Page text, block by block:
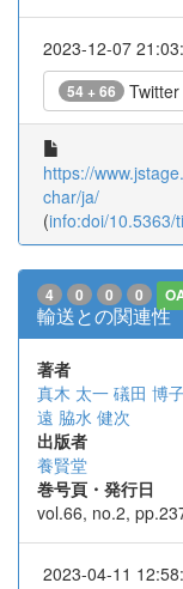
2023-12-07
54 + 66 Twitter
https://
char/ja/
(info:doi/10.5363/
4 0 0 0
輸送との関連性
著者
真木 太一 礒田 博
遠 脇水 健次
出版者
養賢堂
巻号頁・発行日
vol.66, no.2,
2023-04-11